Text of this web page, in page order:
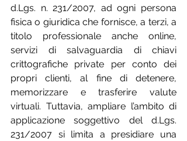
d.Lgs. n. 231/2007, ad ogni persona
fisica o giuridica che fornisce, a terzi, a
titolo professionale anche online,
servizi di salvaguardia di chiavi
crittografiche private per conto dei
propri clienti, al fine di detenere,
memorizzare e trasferire valute
virtuali. Tuttavia, ampliare l’ambito di
applicazione soggettivo del d.Lgs.
231/2007 si limita a presidiare una